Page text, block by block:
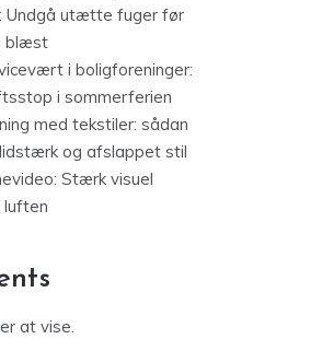
Undgå utætte fuger før
blæst
i boligforeninger:
i sommerferien
med tekstiler: sådan
og afslappet stil
Stærk visuel
luften
at vise.